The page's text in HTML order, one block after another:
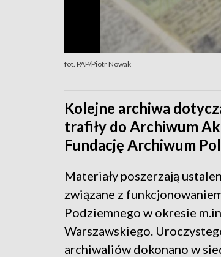
fot. PAP/Piotr Nowak
Kolejne archiwa
trafiły do Archiwum
Fundację Archiwum
Materiały poszerzają
związane z
Podziemnego w okresie
Warszawskiego.
archiwaliów dokonano w